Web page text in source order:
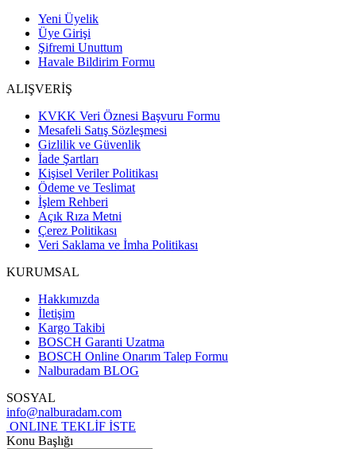
Yeni Üyelik
Üye Girişi
Şifremi Unuttum
Havale Bildirim Formu
ALIŞVERİŞ
KVKK Veri Öznesi Başvuru Formu
Mesafeli Satış Sözleşmesi
Gizlilik ve Güvenlik
İade Şartları
Kişisel Veriler Politikası
Ödeme ve Teslimat
İşlem Rehberi
Açık Rıza Metni
Çerez Politikası
Veri Saklama ve İmha Politikası
KURUMSAL
Hakkımızda
İletişim
Kargo Takibi
BOSCH Garanti Uzatma
BOSCH Online Onarım Talep Formu
Nalburadam BLOG
SOSYAL
info@nalburadam.com
ONLINE TEKLİF İSTE
Konu Başlığı